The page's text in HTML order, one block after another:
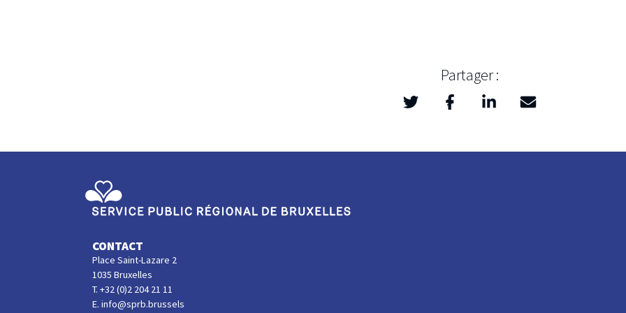
Partager :
Twitter
>FacebookLinkedInMail
CONTACT
Place Saint-Lazare 2
1035 Bruxelles
T. +32 (0)2 204 21 11
E. info@sprb.brussels